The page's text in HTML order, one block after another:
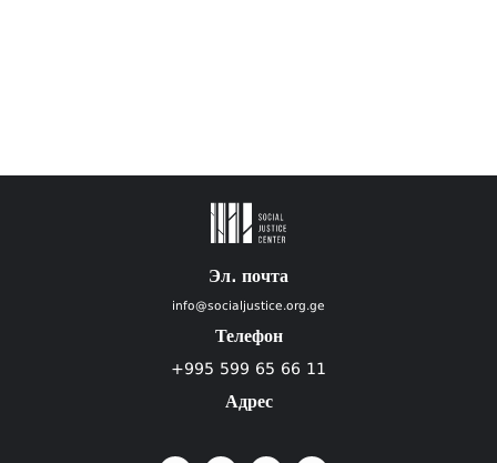
Эл. почта
info@socialjustice.org.ge
Телефон
+995 599 65 66 11
Адрес